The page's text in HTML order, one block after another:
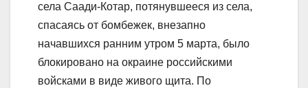
села Саади-Котар, потянувшееся из села,
спасаясь от бомбежек, внезапно
начавшихся ранним утром 5 марта, было
блокировано на окраине российскими
войсками в виде живого щита. По